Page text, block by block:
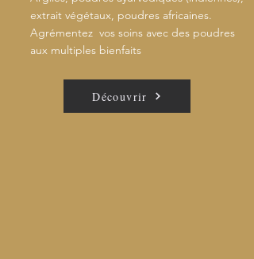
extrait végétaux, poudres africaines.
Agrémentez vos soins avec des poudres
aux multiples bienfaits
Découvrir